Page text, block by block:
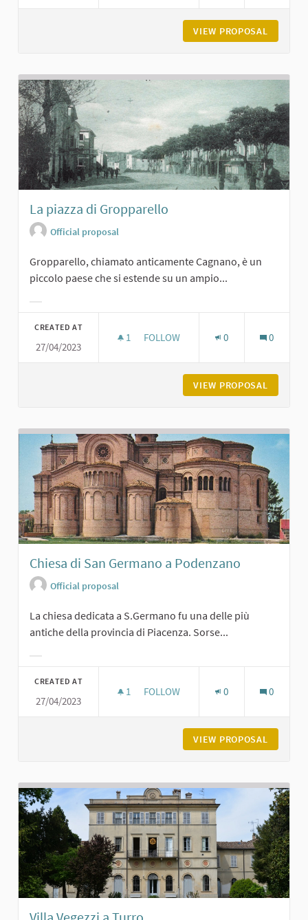
VIEW PROPOSAL
La piazza di Gropparello
Official proposal
Gropparello, chiamato anticamente Cagnano, è un
piccolo paese che si estende su un ampio...
CREATED AT
27/04/2023
1 1 FOLLOWER
FOLLOW 0 0
VIEW PROPOSAL
Chiesa di San Germano a Podenzano
Official proposal
La chiesa dedicata a S.Germano fu una delle più
antiche della provincia di Piacenza. Sorse...
CREATED AT
27/04/2023
1 1 FOLLOWER
FOLLOW 0 0
VIEW PROPOSAL